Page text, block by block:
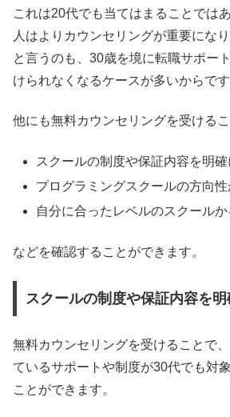
これは20代でも当てはまることでは
人はよりカウンセリングが重要になり
と言うのも、30歳を境に転職サポー
けられなくなるケースが多いからです
他にも無料カウンセリングを受けるこ
スクールの制度や保証内容を明確
プログラミングスクールの方向性
自分に合ったレベルのスクール
などを確認することができます。
スクールの制度や保証内容を
無料カウンセリングを受けることで
ているサポートや制度が30代でも対
ことができます。